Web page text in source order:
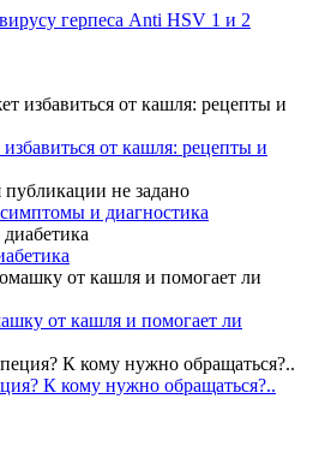
герпеса Anti HSV 1 и 2
от кашля: рецепты и
и диагностика
от кашля и помогает ли
К кому нужно обращаться?..